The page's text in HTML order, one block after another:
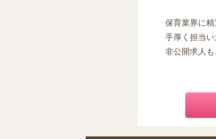
保育業界に
手厚く担当い
非公開求人